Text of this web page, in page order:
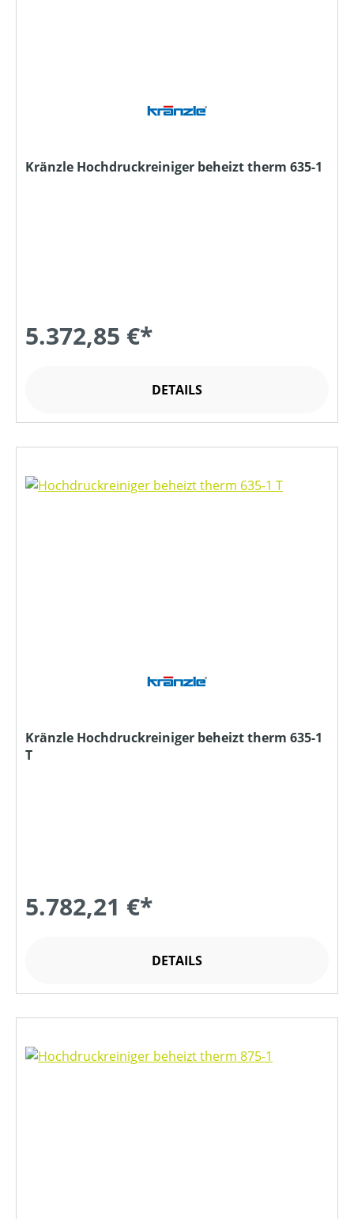
Kränzle Hochdruckreiniger beheizt therm 635-1
5.372,85 €*
DETAILS
Kränzle Hochdruckreiniger beheizt therm 635-1
T
5.782,21 €*
DETAILS